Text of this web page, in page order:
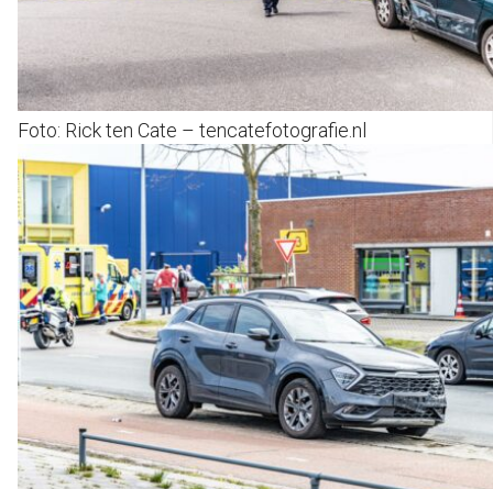
Foto: Rick ten Cate – tencatefotografie.nl